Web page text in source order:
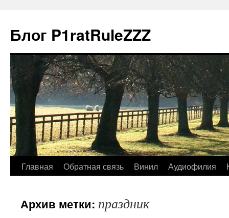
Блог P1ratRuleZZZ
Главная Обратная связь Винил Аудиофилия
Архив метки: праздник